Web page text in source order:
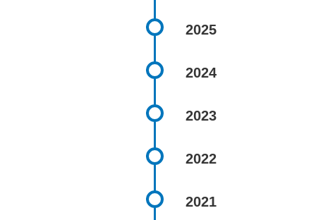
2025
2024
2023
2022
2021